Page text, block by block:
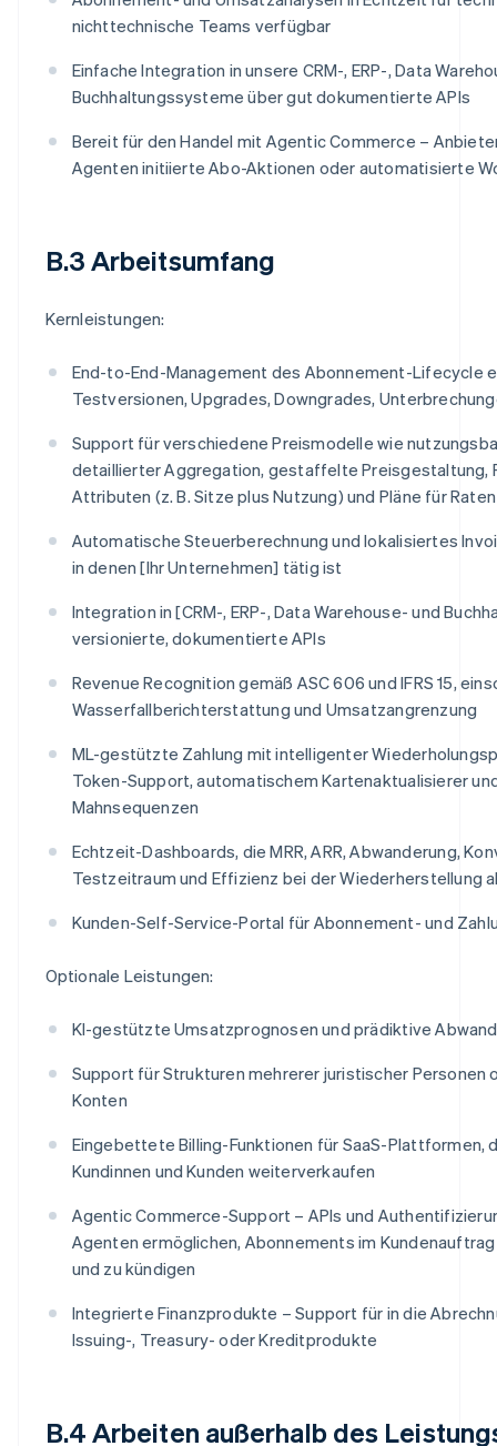
nichttechnische Teams verfügbar
Einfache Integration in unsere CRM-, ERP-, Data
Buchhaltungssysteme über gut dokumentierte APIs
Bereit für den Handel mit Agentic Commerce –
Agenten initiierte Abo-Aktionen oder automatisierte
B.3 Arbeitsumfang
Kernleistungen:
End-to-End-Management des Abonnement-Lifecycle
Testversionen, Upgrades, Downgrades,
Support für verschiedene Preismodelle wie
detaillierter Aggregation, gestaffelte Preisgestaltung,
Attributen (z. B. Sitze plus Nutzung) und Pläne für
Automatische Steuerberechnung und lokalisiertes
in denen [Ihr Unternehmen] tätig ist
Integration in [CRM-, ERP-, Data Warehouse- und
versionierte, dokumentierte APIs
Revenue Recognition gemäß ASC 606 und IFRS 15,
Wasserfallberichterstattung und Umsatzangrenzung
ML-gestützte Zahlung mit intelligenter
Token-Support, automatischem Kartenaktualisierer
Mahnsequenzen
Echtzeit-Dashboards, die MRR, ARR, Abwanderung,
Testzeitraum und Effizienz bei der Wiederherstellung
Kunden-Self-Service-Portal für Abonnement- und
Optionale Leistungen:
KI-gestützte Umsatzprognosen und prädiktive
Support für Strukturen mehrerer juristischer Personen
Konten
Eingebettete Billing-Funktionen für SaaS-Plattformen,
Kundinnen und Kunden weiterverkaufen
Agentic Commerce-Support – APIs und
Agenten ermöglichen, Abonnements im
und zu kündigen
Integrierte Finanzprodukte – Support für in die
Issuing-, Treasury- oder Kreditprodukte
B.4 Arbeiten außerhalb des